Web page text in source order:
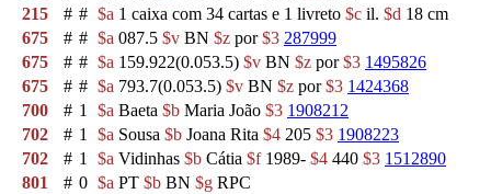
215
# # $a 1 caixa com 34 cartas e 1 livreto $c il. $d 18 cm
675
# # $a 087.5 $v BN $z por$3 287999
675
# # $a 159.922(0.053.5) $v BN $z por$3 1495826
675
# # $a 793.7(0.053.5) $v BN $z por$3 1424368
700
# 1 $a Baeta $b Maria João $3 1908212
702
# 1 $a Sousa $b Joana Rita $4 205 $3 1908223
702
# 1 $a Vidinhas $b Cátia $f1989- $4 440 $3 1512890
801
# 0 $a PT $b BN $g RPC